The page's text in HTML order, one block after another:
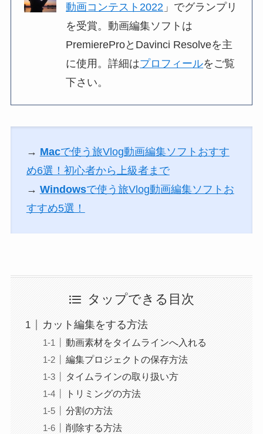
動画コンテスト2022 」でグランプリ
を受賞。動画編集ソフトは
PremiereProとDavinci Resolveを主
に使用。詳細はプロフィールをご覧
下さい。
→ Macで使う旅Vlog動画編集ソフトおすす
め6選！初心者から上級者まで
→ Windowsで使う旅Vlog動画編集ソフトお
すすめ5選！
タップできる目次
カット編集をする方法
動画素材をタイムラインへ入れる
編集プロジェクトの保存方法
タイムラインの取り扱い方
トリミングの方法
分割の方法
削除する方法